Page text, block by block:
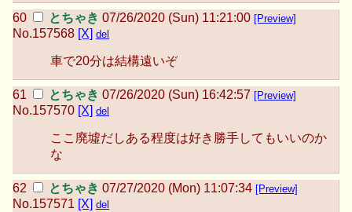
とちゃき 07/26/2020 (Sun) 11:21:00 [Preview]
No.157568 [X] del
車で20分は結構遠いぞ
とちゃき 07/26/2020 (Sun) 16:42:57 [Preview]
No.157570 [X] del
ここ廃墟だしある程度は好き勝手してもいいのか
な
とちゃき 07/27/2020 (Mon) 11:07:34 [Preview]
No.157571 [X] del